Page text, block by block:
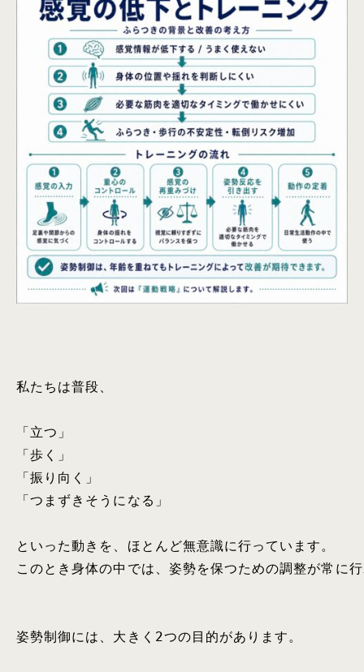
私たちは普段、
「立つ」
「歩く」
「振り向く」
「つまずきそうになる」
といった動きを、ほとんど無意識に行っています。
このとき身体の中では、姿勢を保つための調整が常に
姿勢制御には、大きく2つの目的があります。